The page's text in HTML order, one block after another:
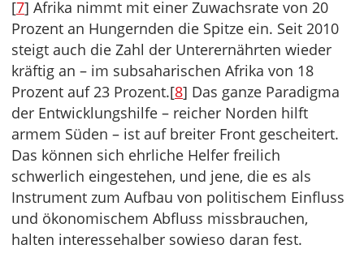
[7] Afrika nimmt mit einer Zuwachsrate von 20
Prozent an Hungernden die Spitze ein. Seit 2010
steigt auch die Zahl der Unterernährten wieder
kräftig an – im subsaharischen Afrika von 18
Prozent auf 23 Prozent.[8] Das ganze Paradigma
der Entwicklungshilfe – reicher Norden hilft
armem Süden – ist auf breiter Front gescheitert.
Das können sich ehrliche Helfer freilich
schwerlich eingestehen, und jene, die es als
Instrument zum Aufbau von politischem Einfluss
und ökonomischem Abfluss missbrauchen,
halten interessehalber sowieso daran fest.